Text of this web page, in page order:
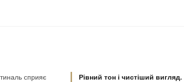
сприяє
Рівний тон і чистіший вигляд.